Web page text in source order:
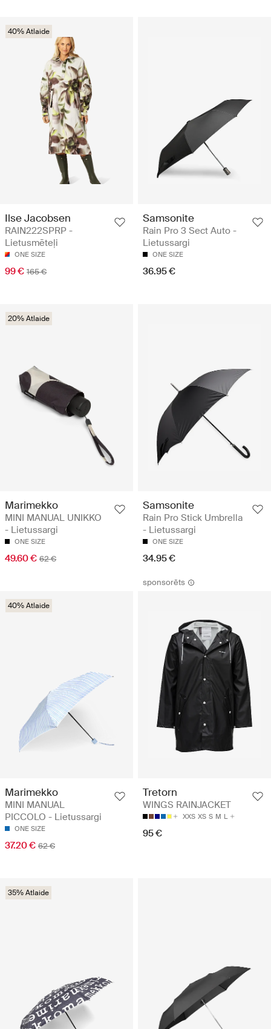
40% Atlaide
Ilse Jacobsen
RAIN222SPRP -
Lietusmēteļi
ONE SIZE
99 € 165 €
Samsonite
Rain Pro 3 Sect Auto -
Lietussargi
ONE SIZE
36.95 €
20% Atlaide
Marimekko
MINI MANUAL UNIKKO
- Lietussargi
ONE SIZE
49.60 € 62 €
Samsonite
Rain Pro Stick Umbrella
- Lietussargi
ONE SIZE
34.95 €
40% Atlaide
Marimekko
MINI MANUAL
PICCOLO - Lietussargi
ONE SIZE
37.20 € 62 €
sponsorēts
Tretorn
WINGS RAINJACKET
XXS XS S M L
95 €
35% Atlaide